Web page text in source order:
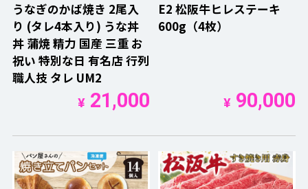
うなぎのかば焼き 2尾入
り (タレ4本入り) うな丼
丼 蒲焼 精力 国産 三重 お
祝い 特別な日 有名店 行列
職人技 タレ UM2
¥21,000
E2 松阪牛ヒレステーキ
600g（4枚）
¥90,000